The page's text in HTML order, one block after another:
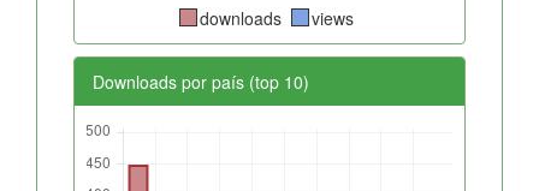
downloads views
Downloads por país (top 10)